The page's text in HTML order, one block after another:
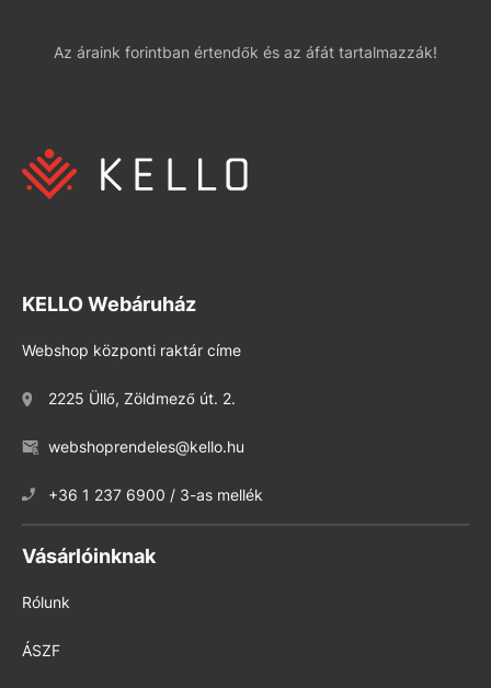
Az áraink forintban értendők és az áfát tartalmazzák!
KELLO Webáruház
Webshop központi raktár címe
2225 Üllő, Zöldmező út. 2.
webshoprendeles@kello.hu
+36 1 237 6900 / 3-as mellék
Vásárlóinknak
Rólunk
ÁSZF